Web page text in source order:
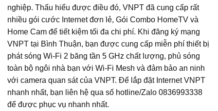
nghiệp. Thấu hiểu được điều đó, VNPT đã cung cấp rất
nhiều gói cước Internet đơn lẻ, Gói Combo HomeTV và
Home Cam để tiết kiệm tối đa chi phí. Khi đăng ký mạng
VNPT tại Bình Thuận, bạn được cung cấp miễn phí thiết bị
phát sóng Wi‑Fi 2 băng tần 5 GHz chất lượng, phủ sóng
toàn bộ ngôi nhà bạn với Wi‑Fi Mesh và đảm bảo an ninh
với camera quan sát của VNPT. Để lắp đặt Internet VNPT
nhanh nhất, bạn liên hệ qua số hotline/Zalo 0836993338
để được phục vụ nhanh nhất.